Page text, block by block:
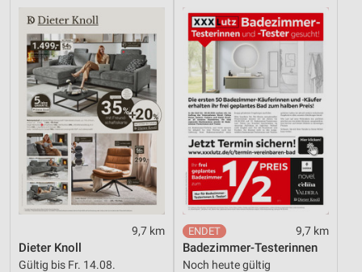
9,7 km
Dieter Knoll
Gültig bis Fr. 14.08.
9,7 km
Badezimmer-Testerinnen
Noch heute gültig